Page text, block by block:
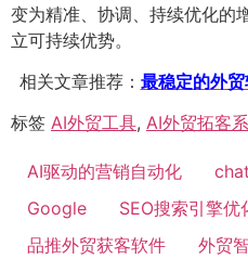
变为精准、协调、持续优化的
立可持续优势。
相关文章推荐： 最稳定的外
标签 AI外贸工具, AI外贸拓客
AI驱动的营销自动化
Google
SEO搜索引擎优
品推外贸获客软件
外贸